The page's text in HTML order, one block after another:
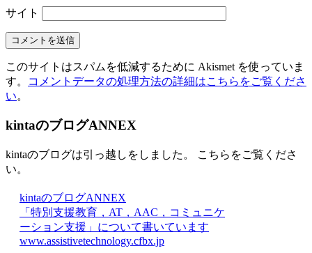
サイト
このサイトはスパムを低減するために Akismet を使っていま
す。
コメントデータの処理方法の詳細はこちらをご覧くださ
い。
kintaのブログANNEX
kintaのブログは引っ越しをしました。 こちらをご覧くださ
い。
kintaのブログANNEX
「特別支援教育，AT，AAC，コミュニケ
ーション支援」について書いています
www.assistivetechnology.cfbx.jp